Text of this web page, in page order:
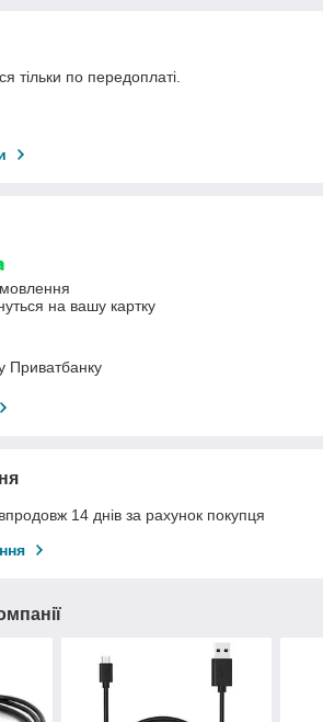
тільки по передоплаті.
на вашу картку
Приватбанку
14 днів за рахунок покупця